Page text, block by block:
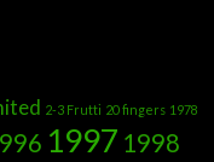
2-3 Frutti 20 fingers 1978
1997 1998